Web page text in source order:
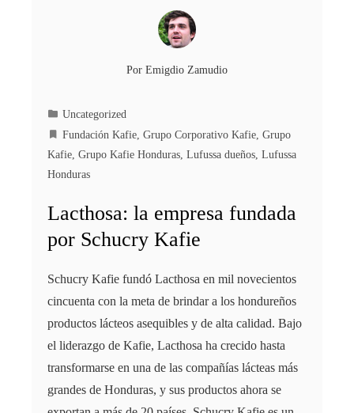
Por Emigdio Zamudio
Uncategorized
Fundación Kafie, Grupo Corporativo Kafie, Grupo
Kafie, Grupo Kafie Honduras, Lufussa dueños, Lufussa
Honduras
Lacthosa: la empresa fundada
por Schucry Kafie
Schucry Kafie fundó Lacthosa en mil novecientos
cincuenta con la meta de brindar a los hondureños
productos lácteos asequibles y de alta calidad. Bajo
el liderazgo de Kafie, Lacthosa ha crecido hasta
transformarse en una de las compañías lácteas más
grandes de Honduras, y sus productos ahora se